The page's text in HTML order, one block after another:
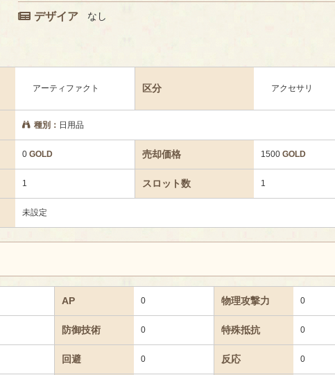
デザイア なし
アーティファクト 区分 アクセサリ
種別： 日用品
0 GOLD 売却価格 1500 GOLD
1 スロット数 1
未設定
AP 0 物理攻撃力 0
防御技術 0 特殊抵抗 0
回避 0 反応 0